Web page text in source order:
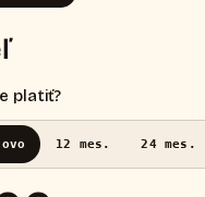
platiť?
12 mes. 24 mes.